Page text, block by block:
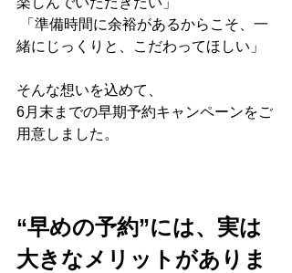
緒にじっくりと、こだわってほしい」
そんな想いを込めて、
6月末までの早期予約キャンペーンをご
用意しました。
“早めの予約”には、実は
大きなメリットがありま